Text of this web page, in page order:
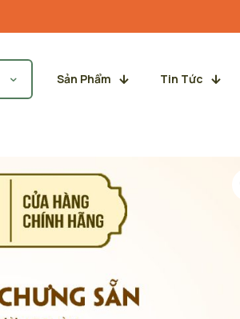
Sản Phẩm Tin Tức